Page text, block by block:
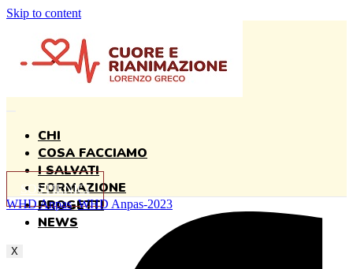
Skip to content
CHI
COSA FACCIAMO
I SALVATI
FORMAZIONE
PROGETTI
NEWS
X
SOSTIENICI
WHD Anpas,WHD Anpas-2023